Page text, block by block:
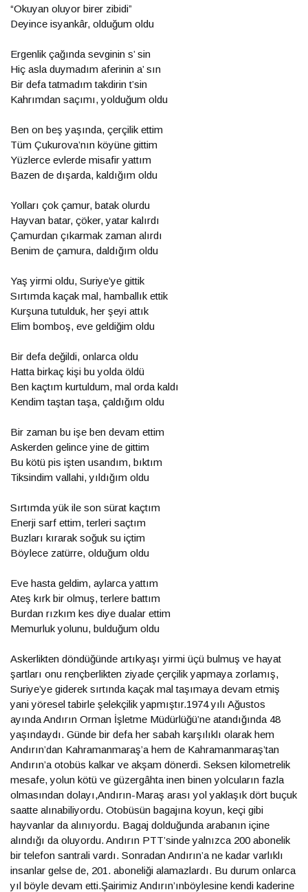
“Okuyan oluyor birer zibidi”
Deyince isyankâr, olduğum oldu
Ergenlik çağında sevginin s’ sin
Hiç asla duymadım aferinin a’ sın
Bir defa tatmadım takdirin t’sin
Kahrımdan saçımı, yolduğum oldu
Ben on beş yaşında, çerçilik ettim
Tüm Çukurova’nın köyüne gittim
Yüzlerce evlerde misafir yattım
Bazen de dışarda, kaldığım oldu
Yolları çok çamur, batak olurdu
Hayvan batar, çöker, yatar kalırdı
Çamurdan çıkarmak zaman alırdı
Benim de çamura, daldığım oldu
Yaş yirmi oldu, Suriye’ye gittik
Sırtımda kaçak mal, hamballık ettik
Kurşuna tutulduk, her şeyi attık
Elim bomboş, eve geldiğim oldu
Bir defa değildi, onlarca oldu
Hatta birkaç kişi bu yolda öldü
Ben kaçtım kurtuldum, mal orda kaldı
Kendim taştan taşa, çaldığım oldu
Bir zaman bu işe ben devam ettim
Askerden gelince yine de gittim
Bu kötü pis işten usandım, bıktım
Tiksindim vallahi, yıldığım oldu
Sırtımda yük ile son sürat kaçtım
Enerji sarf ettim, terleri saçtım
Buzları kırarak soğuk su içtim
Böylece zatürre, olduğum oldu
Eve hasta geldim, aylarca yattım
Ateş kırk bir olmuş, terlere battım
Burdan rızkım kes diye dualar ettim
Memurluk yolunu, bulduğum oldu
Askerlikten döndüğünde artıkyaşı yirmi üçü bulmuş ve hayat
şartları onu rençberlikten ziyade çerçilik yapmaya zorlamış,
Suriye’ye giderek sırtında kaçak mal taşımaya devam etmiş
yani yöresel tabirle şelekçilik yapmıştır.1974 yılı Ağustos
ayında Andırın Orman İşletme Müdürlüğü’ne atandığında 48
yaşındaydı. Günde bir defa her sabah karşılıklı olarak hem
Andırın’dan Kahramanmaraş’a hem de Kahramanmaraş’tan
Andırın’a otobüs kalkar ve akşam dönerdi. Seksen kilometrelik
mesafe, yolun kötü ve güzergâhta inen binen yolcuların fazla
olmasından dolayı,Andırın-Maraş arası yol yaklaşık dört buçuk
saatte alınabiliyordu. Otobüsün bagajına koyun, keçi gibi
hayvanlar da alınıyordu. Bagaj dolduğunda arabanın içine
alındığı da oluyordu. Andırın PTT’sinde yalnızca 200 abonelik
bir telefon santrali vardı. Sonradan Andırın’a ne kadar varlıklı
insanlar gelse de, 201. aboneliği alamazlardı. Bu durum onlarca
yıl böyle devam etti.Şairimiz Andırın’ınböylesine kendi kaderine